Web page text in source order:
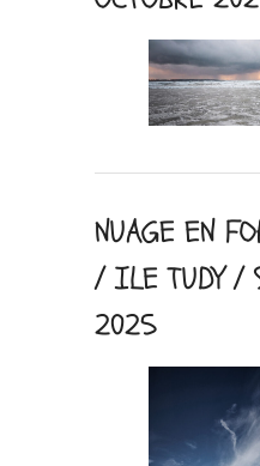
NUAGE EN
/ ILE TUDY /
2025